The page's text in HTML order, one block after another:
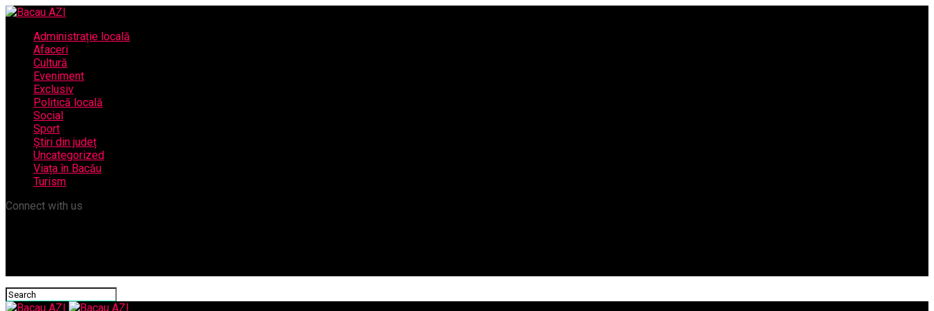
Administrație locală
Afaceri
Cultură
Eveniment
Exclusiv
Politică locală
Social
Sport
Știri din județ
Uncategorized
Viața în Bacău
Turism
Connect with us